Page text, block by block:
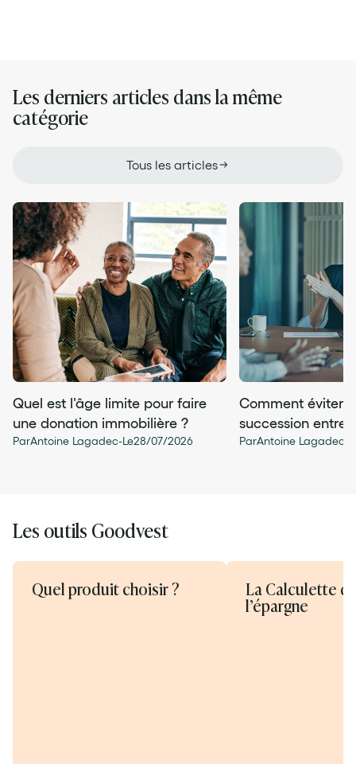
Les derniers articles dans la même
catégorie
Tous les articles
Quel est l'âge limite pour faire
une donation immobilière ?
ParAntoine Lagadec-Le28/07/2026
Comment éviter
succession entre
ParAntoine Lagadec
Les outils Goodvest
Quel produit choisir ? La Calculette
l’épargne